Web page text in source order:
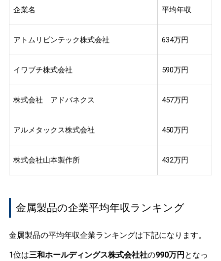
企業名 平均年収
アトムリビンテック株式会社 634万円
イワブチ株式会社 590万円
株式会社 アドバネクス 457万円
アルメタックス株式会社 450万円
株式会社山本製作所 432万円
金属製品の企業平均年収ランキング
金属製品の平均年収企業ランキングは下記になります。
1位は三和ホールディングス株式会社社の990万円 となっ